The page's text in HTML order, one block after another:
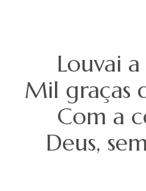
Louvai
Mil graças
Com a
Deus,